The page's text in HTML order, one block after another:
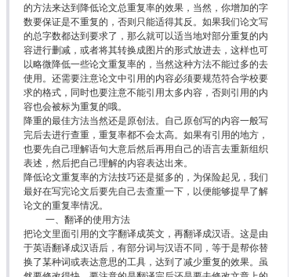
的方法来达到降低论文总重复率的效果，当然，你增加的字
数要保证是不重复的，否则只能适得其反。如果我们论文写
的总字数都达到要求了，那么就可以适当地对部分重复的内
容进行删减，或者将其转换成图片的形式放进去，这样也可
以略微降低一些论文重复率的，当然这种方法不能过多的去
使用。还需要注意论文中引用的内容必须要规范符合学校要
求的格式，同时也要注意不能引用太多内容，否则引用的内
容也会被标为重复的哦。
降重的最佳方法当然还是原创法。自己原创写的内容一般写
完后去进行查重，重复率都不会太高。如果有引用的地方，
也要先自己理解语句大意后然后再用自己的语言去重新组织
表述，然后把自己理解的内容表达出来。
降低论文重复率的方法技巧还是挺多的，为保险起见，我们
最好在写完论文后要先自己去查重一下，以便能够提早了解
论文的重复率情况。
一、翻译的使用方法
把论文里面引用的文字翻译成英文，再翻译成汉语。这是由
于英语翻译成汉语后，有部分词与汉语不同，等于是帮你替
换了某种词或表达意思的工具，达到了减少重复的效果。虽